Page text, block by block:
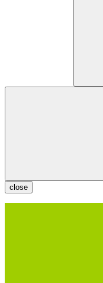
close